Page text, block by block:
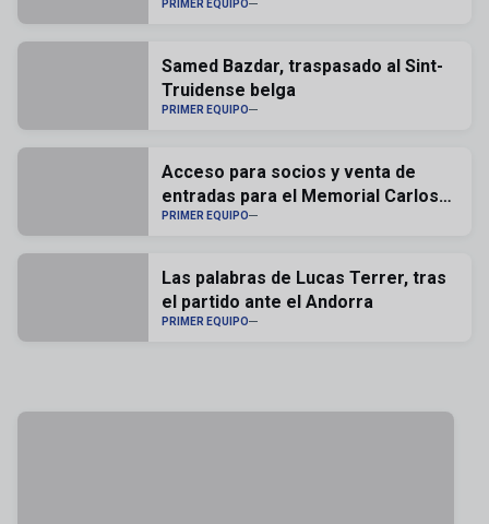
liga
PRIMER EQUIPO
Samed Bazdar, traspasado al Sint-
Truidense belga
PRIMER EQUIPO
Acceso para socios y venta de
entradas para el Memorial Carlos
Lapetra
PRIMER EQUIPO
Las palabras de Lucas Terrer, tras
el partido ante el Andorra
PRIMER EQUIPO